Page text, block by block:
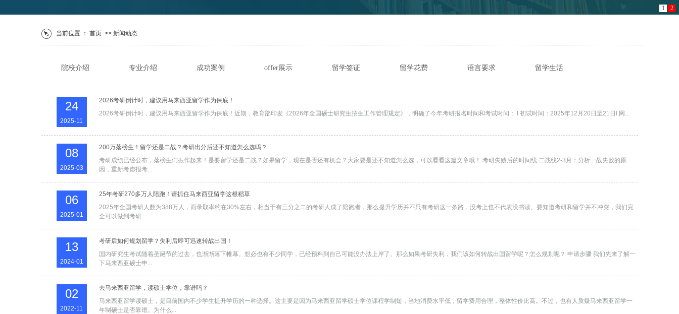
1 2
当前位置 ： 首页>> 新闻动态
院校介绍 专业介绍 成功案例 offer展示 留学签证 留学花费 语言要求 留学生活
考研党专栏 专升本 申博专栏 疫情最新消息
24
2025-11
2026考研倒计时，建议用马来西亚留学作为保底！
2026考研倒计时，建议用马来西亚留学作为保底！近期，教育部印发《2026年全国硕士研究生招生工作管理规定》，明确了今年考研报名时间和考试时间： l 初试时间：2025年12月20日至21日l 网...
08
2025-03
200万落榜生！留学还是二战？考研出分后还不知道怎么选吗？
考研成绩已经公布，落榜生们振作起来！是要留学还是二战？如果留学，现在是否还有机会？大家要是还不知道怎么选，可以看看这篇文章哦！ 考研失败后的时间线 二战线2-3月：分析一战失败的原
因，重新考虑报考...
06
2025-01
25年考研270多万人陪跑！请抓住马来西亚留学这根稻草
2025年全国考研人数为388万人，‌而录取率约在30%左右，相当于有三分之二的考研人成了陪跑者，那么提升学历并不只有考研这一条路，没考上也不代表没书读。要知道考研和留学并不冲突，我们完
全可以做到考研...
13
2024-01
考研后如何规划留学？失利后即可迅速转战出国！
国内研究生考试随着圣诞节的过去，也渐渐落下帷幕。想必也有不少同学，已经预料到自己可能没办法上岸了。那么如果考研失利，我们该如何转战出国留学呢？怎么规划呢？ 申请步骤 我们先来了解一
下马来西亚硕士申...
02
2022-11
去马来西亚留学，读硕士学位，靠谱吗？
马来西亚留学读硕士，是目前国内不少学生提升学历的一种选择。这主要是因为马来西亚留学硕士学位课程学制短，当地消费水平低，留学费用合理，整体性价比高。不过，也有人质疑马来西亚留学一
年制硕士是否靠谱。为什么...